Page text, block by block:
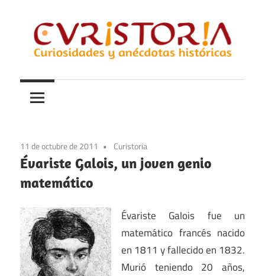
contenido
Curistoria
y
anécdotas
historia
11 de octubre de 2011 Curistoria
Évariste Galois, un joven genio
matemático
Évariste Galois fue un
matemático francés nacido
en 1811 y fallecido en 1832.
Murió teniendo 20 años,